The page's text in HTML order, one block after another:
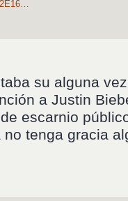
su alguna
a Justin
escarnio
tenga gracia